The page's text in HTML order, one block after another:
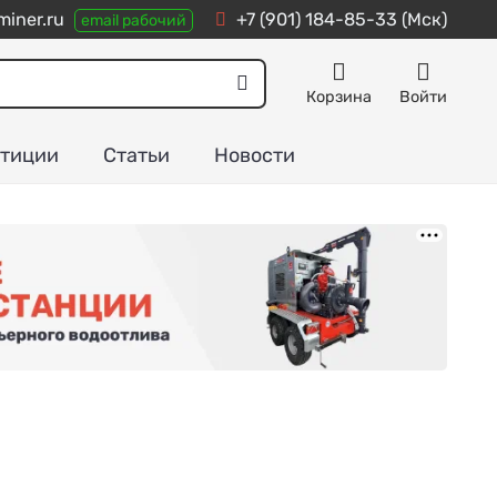
email рабочий +7 (901) 184-85-33 (Мск)
Корзина Войти
Статьи Новости